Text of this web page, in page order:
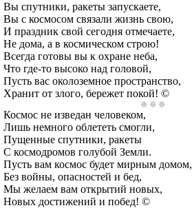
Вы спутники, ракеты запускаете,
Вы с космосом связали жизнь свою,
И праздник свой сегодня отмечаете,
Не дома, а в космическом строю!
Всегда готовы вы к охране неба,
Что где-то высоко над головой,
Пусть вас околоземное пространство,
Хранит от злого, бережет покой! ©
Космос не изведан человеком,
Лишь немного облететь смогли,
Пущенные спутники, ракеты
С космодромов голубой Земли.
Пусть вам космос будет мирным домом,
Без войны, опасностей и бед,
Мы желаем вам открытий новых,
Новых достижений и побед! ©